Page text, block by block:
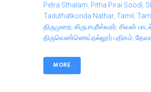
Petra Sthalam Pitha Pirai Soodi
Taduthatkonda Nathar, Tamil
திருமுறை கிருபாபுரீஸ்வரர் சிவன்
திருவெண்ணெய்நல்லூர் பதிகம்
MORE